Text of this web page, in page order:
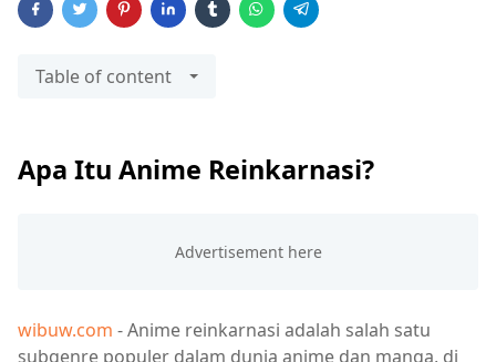
Table of content
Apa Itu Anime Reinkarnasi?
wibuw.com - Anime reinkarnasi adalah salah satu
subgenre populer dalam dunia anime dan manga, di